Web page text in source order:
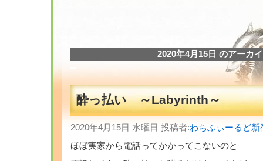
2020年4月15日 のアーカ
酔っ払い ～Labyrinth～
2020年4月15日 水曜日 投稿者:わちふぃーるど
ほぼ実家から電話ってかかってこないのと